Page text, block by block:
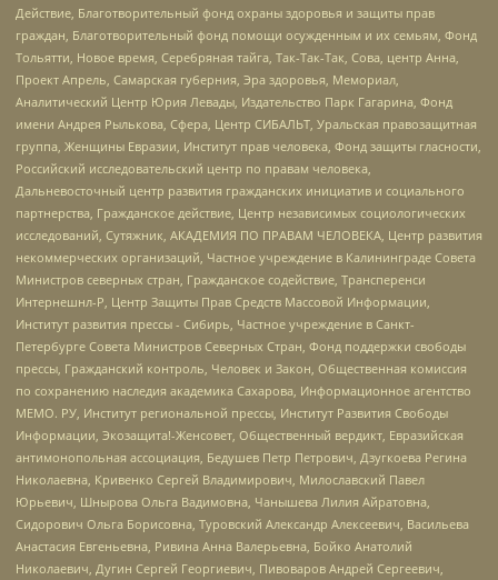
Действие, Благотворительный фонд охраны здоровья и защиты прав
граждан, Благотворительный фонд помощи осужденным и их семьям, Фонд
Тольятти, Новое время, Серебряная тайга, Так-Так-Так, Сова, центр Анна,
Проект Апрель, Самарская губерния, Эра здоровья, Мемориал,
Аналитический Центр Юрия Левады, Издательство Парк Гагарина, Фонд
имени Андрея Рылькова, Сфера, Центр СИБАЛЬТ, Уральская правозащитная
группа, Женщины Евразии, Институт прав человека, Фонд защиты гласности,
Российский исследовательский центр по правам человека,
Дальневосточный центр развития гражданских инициатив и социального
партнерства, Гражданское действие, Центр независимых социологических
исследований, Сутяжник, АКАДЕМИЯ ПО ПРАВАМ ЧЕЛОВЕКА, Центр развития
некоммерческих организаций, Частное учреждение в Калининграде Совета
Министров северных стран, Гражданское содействие, Трансперенси
Интернешнл-Р, Центр Защиты Прав Средств Массовой Информации,
Институт развития прессы - Сибирь, Частное учреждение в Санкт-
Петербурге Совета Министров Северных Стран, Фонд поддержки свободы
прессы, Гражданский контроль, Человек и Закон, Общественная комиссия
по сохранению наследия академика Сахарова, Информационное агентство
МЕМО. РУ, Институт региональной прессы, Институт Развития Свободы
Информации, Экозащита!-Женсовет, Общественный вердикт, Евразийская
антимонопольная ассоциация, Бедушев Петр Петрович, Дзугкоева Регина
Николаевна, Кривенко Сергей Владимирович, Милославский Павел
Юрьевич, Шнырова Ольга Вадимовна, Чанышева Лилия Айратовна,
Сидорович Ольга Борисовна, Туровский Александр Алексеевич, Васильева
Анастасия Евгеньевна, Ривина Анна Валерьевна, Бойко Анатолий
Николаевич, Дугин Сергей Георгиевич, Пивоваров Андрей Сергеевич,